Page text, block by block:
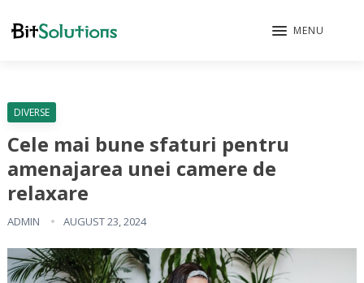
MENU
DIVERSE
Cele mai bune sfaturi pentru
amenajarea unei camere de
relaxare
ADMIN AUGUST 23, 2024